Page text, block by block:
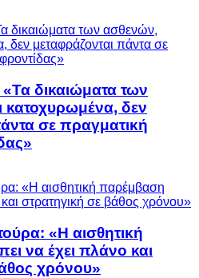
δικαιώματα των
κατοχυρωμένα, δεν
σε πραγματική
«Η αισθητική
να έχει πλάνο και
χρόνου»